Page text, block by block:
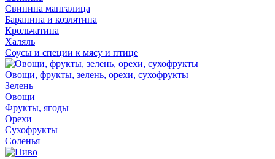
Свинина мангалица
Баранина и козлятина
Крольчатина
Халяль
Соусы и специи к мясу и птице
Овощи, фрукты, зелень, орехи, сухофрукты
Зелень
Овощи
Фрукты, ягоды
Орехи
Сухофрукты
Соленья